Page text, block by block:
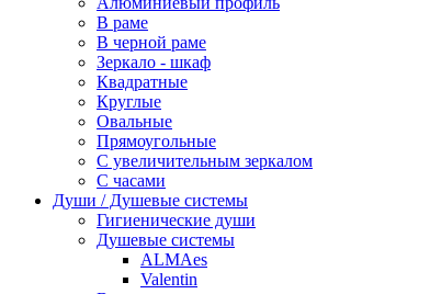
В раме
В черной раме
Зеркало - шкаф
Квадратные
Круглые
Овальные
Прямоугольные
С увеличительным зеркалом
С часами
Души / Душевые системы
Гигиенические души
Душевые системы
ALMAes
Valentin